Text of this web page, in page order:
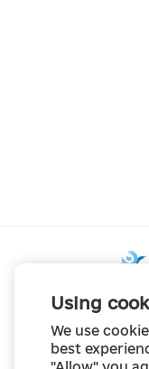
Using
We use
best
©
The project was